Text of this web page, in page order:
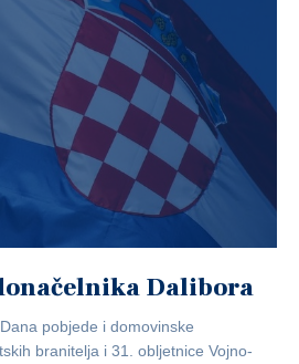
Dalibora
pobjede i domovinske
branitelja i 31. obljetnice Vojno-